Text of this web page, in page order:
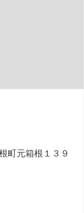
町元箱根１３９